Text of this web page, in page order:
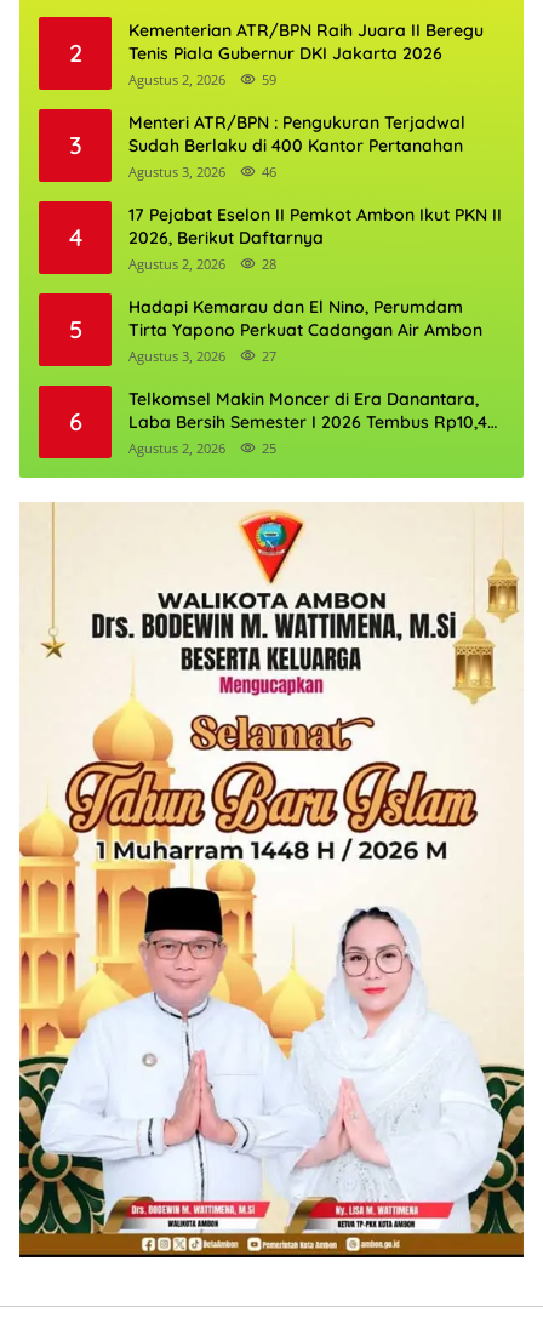
2
Kementerian ATR/BPN Raih Juara II Beregu
Tenis Piala Gubernur DKI Jakarta 2026
Agustus 2, 2026 59
3
Menteri ATR/BPN : Pengukuran Terjadwal
Sudah Berlaku di 400 Kantor Pertanahan
Agustus 3, 2026 46
4
17 Pejabat Eselon II Pemkot Ambon Ikut PKN II
2026, Berikut Daftarnya
Agustus 2, 2026 28
5
Hadapi Kemarau dan El Nino, Perumdam
Tirta Yapono Perkuat Cadangan Air Ambon
Agustus 3, 2026 27
6
Telkomsel Makin Moncer di Era Danantara,
Laba Bersih Semester I 2026 Tembus Rp10,4
Triliun
Agustus 2, 2026 25